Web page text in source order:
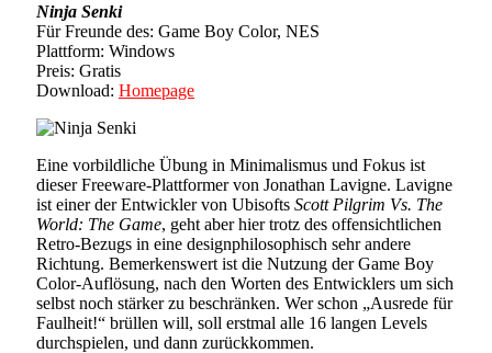
Ninja Senki
Für Freunde des: Game Boy Color, NES
Plattform: Windows
Preis: Gratis
Download: Homepage
Eine vorbildliche Übung in Minimalismus und Fokus ist
dieser Freeware-Plattformer von Jonathan Lavigne. Lavigne
ist einer der Entwickler von Ubisofts Scott Pilgrim Vs. The
World: The Game, geht aber hier trotz des offensichtlichen
Retro-Bezugs in eine designphilosophisch sehr andere
Richtung. Bemerkenswert ist die Nutzung der Game Boy
Color-Auflösung, nach den Worten des Entwicklers um sich
selbst noch stärker zu beschränken. Wer schon „Ausrede für
Faulheit!“ brüllen will, soll erstmal alle 16 langen Levels
durchspielen, und dann zurückkommen.